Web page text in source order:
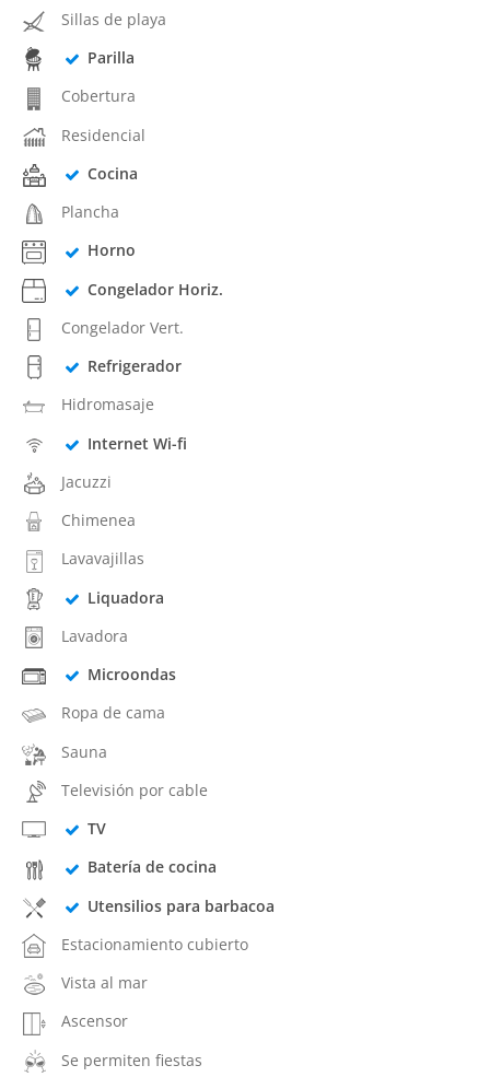
Sillas de playa
Parilla
Cobertura
Residencial
Cocina
Plancha
Horno
Congelador Horiz.
Congelador Vert.
Refrigerador
Hidromasaje
Internet Wi-fi
Jacuzzi
Chimenea
Lavavajillas
Liquadora
Lavadora
Microondas
Ropa de cama
Sauna
Televisión por cable
TV
Batería de cocina
Utensilios para barbacoa
Estacionamiento cubierto
Vista al mar
Ascensor
Se permiten fiestas